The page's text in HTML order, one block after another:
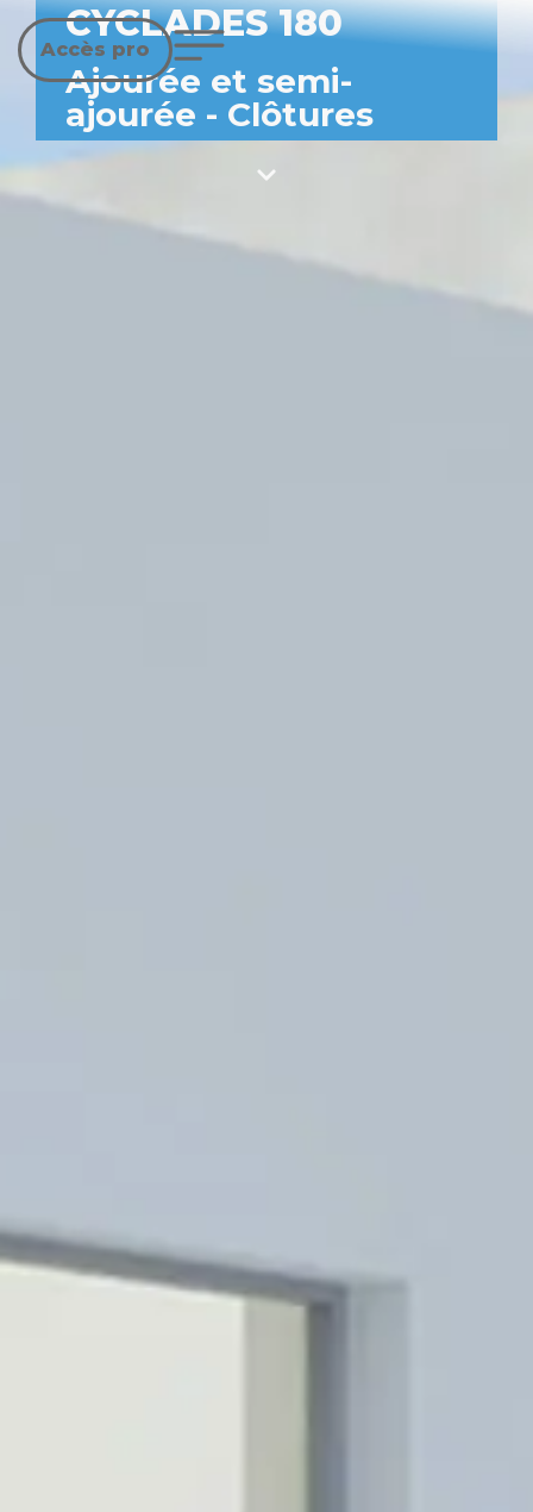
Accès pro
CYCLADES 180
Ajourée et semi-
ajourée - Clôtures